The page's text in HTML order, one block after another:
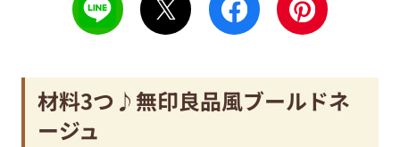
材料3つ♪無印良品風ブールドネ
ージュ